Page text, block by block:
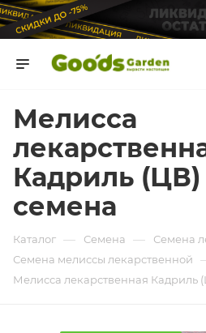
Мелисса
Кадриль (ЦВ)
семена
Каталог — Семена — Семена
Семена мелиссы лекарственной
Мелисса лекарственная Кадриль